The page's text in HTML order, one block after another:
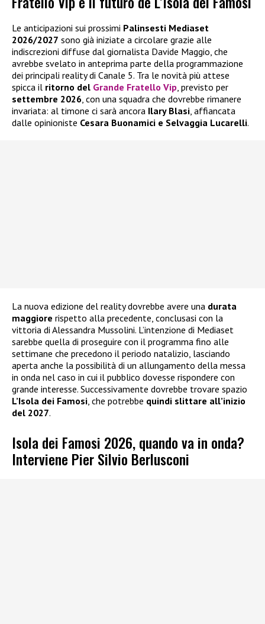
Le anticipazioni sui prossimi Palinsesti Mediaset
2026/2027 sono già iniziate a circolare grazie alle
indiscrezioni diffuse dal giornalista Davide Maggio, che
avrebbe svelato in anteprima parte della programmazione
dei principali reality di Canale 5. Tra le novità più attese
spicca il ritorno del Grande Fratello Vip , previsto per
settembre 2026 , con una squadra che dovrebbe rimanere
invariata: al timone ci sarà ancora Ilary Blasi , affiancata
dalle opinioniste Cesara Buonamici e Selvaggia Lucarelli.
La nuova edizione del reality dovrebbe avere una durata
maggiore rispetto alla precedente, conclusasi con la
vittoria di Alessandra Mussolini. L’intenzione di Mediaset
sarebbe quella di proseguire con il programma fino alle
settimane che precedono il periodo natalizio, lasciando
aperta anche la possibilità di un allungamento della messa
in onda nel caso in cui il pubblico dovesse rispondere con
grande interesse. Successivamente dovrebbe trovare spazio
L’Isola dei Famosi , che potrebbe quindi slittare all’inizio
del 2027.
Isola dei Famosi 2026, quando va in onda?
Interviene Pier Silvio Berlusconi